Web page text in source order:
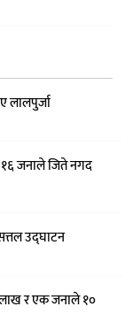
लालपुर्जा
१६ जनाले जिते नगद
उद्घाटन
र एक जनाले १०